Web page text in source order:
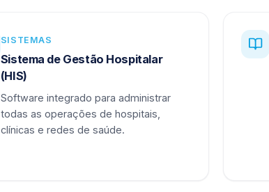
SISTEMAS
Sistema de Gestão Hospitalar
(HIS)
Software integrado para administrar
todas as operações de hospitais,
clínicas e redes de saúde.